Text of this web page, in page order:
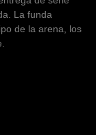
La funda
de la arena, los